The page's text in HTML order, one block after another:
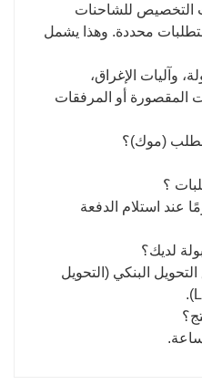
التخصيص للشاحنات
محددة. وهذا يشمل
وآليات الإغراق،
المقصورة أو المرفقات
(موك)؟
؟
7-10 أيام أو 15-25 يومًا عند استلام الدفعة
لديك؟
البنكي (التحويل